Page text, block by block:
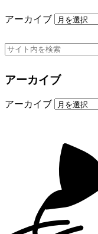
アーカイブ
アーカイブ
アーカイブ